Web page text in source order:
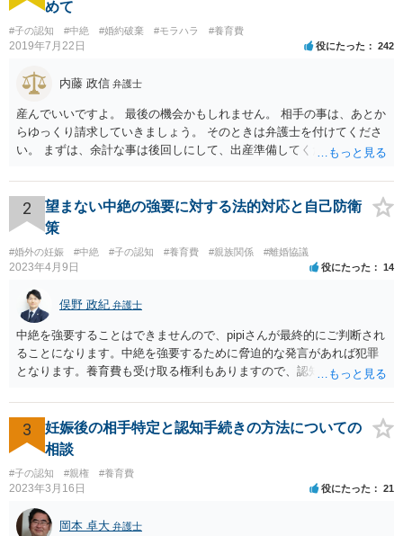
めて
#子の認知 #中絶 #婚約破棄 #モラハラ #養育費
2019年7月22日 役にたった 242
内藤 政信 弁護士
産んでいいですよ。 最後の機会かもしれません。 相手の事は、あとか
らゆっくり請求していきましょう。 そのときは弁護士を付けてくださ
い。 まずは、余計な事は後回しにして、出産準備してください。
2
望まない中絶の強要に対する法的対応と自己防衛
策
#婚外の妊娠 #中絶 #子の認知 #養育費 #親族関係 #離婚協議
2023年4月9日 役にたった 14
俣野 政紀 弁護士
中絶を強要することはできませんので、pipiさんが最終的にご判断され
ることになります。中絶を強要するために脅迫的な発言があれば犯罪
となります。養育費も受け取る権利もありますので、認知等につきお
勧めします。
3
妊娠後の相手特定と認知手続きの方法についての
相談
#子の認知 #親権 #養育費
2023年3月16日 役にたった 21
岡本 卓大 弁護士